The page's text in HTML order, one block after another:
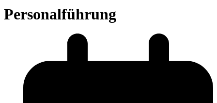
Personalführung